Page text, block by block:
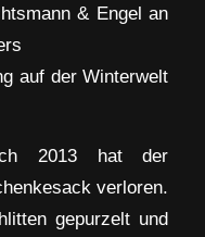
& Engel an
auf der Winterwelt
2013 hat der
verloren.
gepurzelt und